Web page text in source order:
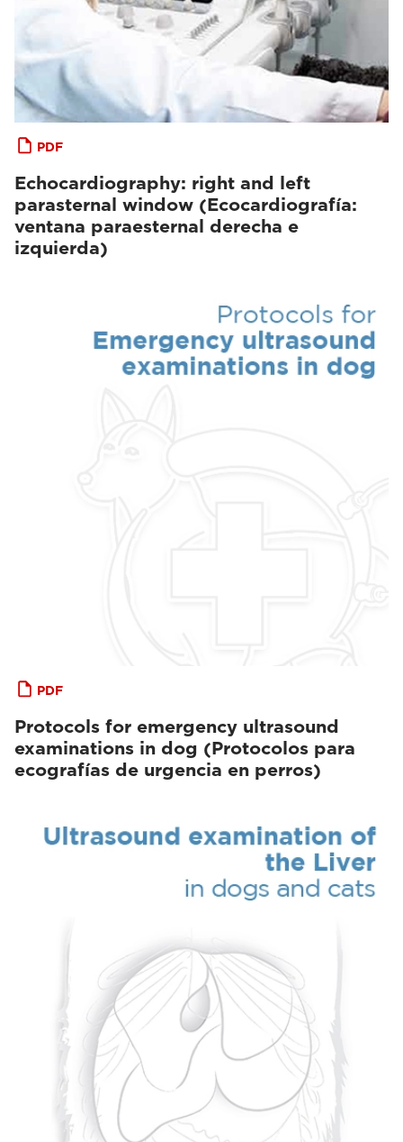
PDF
Echocardiography: right and left
parasternal window (Ecocardiografía:
ventana paraesternal derecha e
izquierda)
PDF
Protocols for emergency ultrasound
examinations in dog (Protocolos para
ecografías de urgencia en perros)